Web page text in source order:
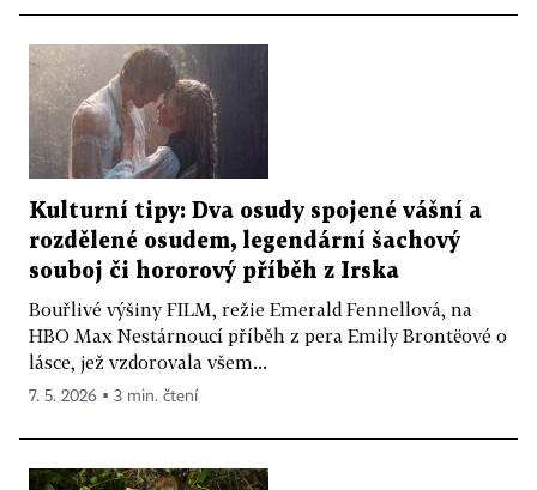
Kulturní tipy: Dva osudy spojené vášní a
rozdělené osudem, legendární šachový
souboj či hororový příběh z Irska
Bouřlivé výšiny FILM, režie Emerald Fennellová, na
HBO Max Nestárnoucí příběh z pera Emily Brontëové o
lásce, jež vzdorovala všem...
7. 5. 2026 ▪ 3 min. čtení